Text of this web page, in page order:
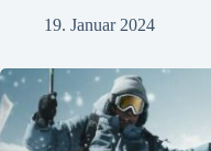
19. Januar 2024